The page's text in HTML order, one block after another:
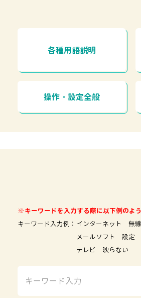
各種用語説明
操作・設定全般
※キーワードを入力する際に以下例のよ
キーワード入力例：インターネット 無
メールソフト 設定
テレビ 映らない